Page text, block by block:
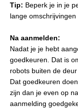
Tip: Beperk je in je
lange omschrijvingen
Na aanmelden:
Nadat je je hebt
goedkeuren. Dat is
robots buiten de deur
Dat goedkeuren
zijn dan je even op
aanmelding